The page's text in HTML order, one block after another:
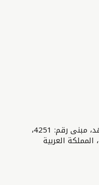
شارع 50، حي المهرجان، الملك فهد، مبنى رقم: 4251،
الرقم الفرعي: 7433، تبوك 47912، المملكة العربية